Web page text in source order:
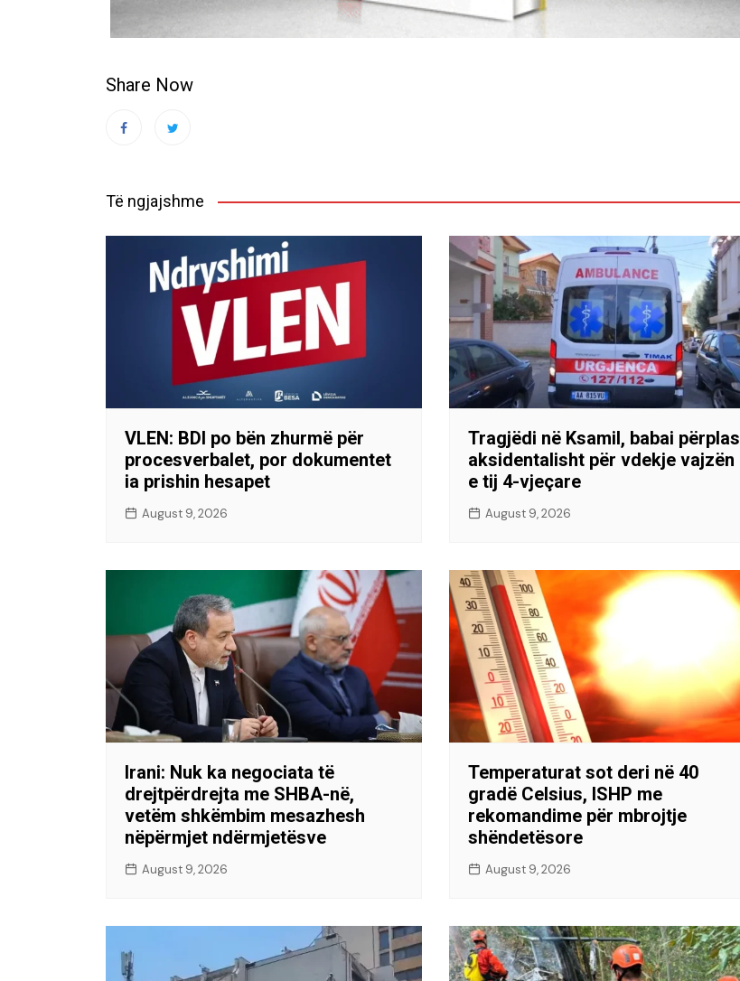
Share Now
Të ngjajshme
VLEN: BDI po bën zhurmë për
procesverbalet, por dokumentet
ia prishin hesapet
August 9, 2026
Tragjëdi në Ksamil, babai përplas
aksidentalisht për vdekje vajzën
e tij 4-vjeçare
August 9, 2026
Irani: Nuk ka negociata të
drejtpërdrejta me SHBA-në,
vetëm shkëmbim mesazhesh
nëpërmjet ndërmjetësve
August 9, 2026
Temperaturat sot deri në 40
gradë Celsius, ISHP me
rekomandime për mbrojtje
shëndetësore
August 9, 2026